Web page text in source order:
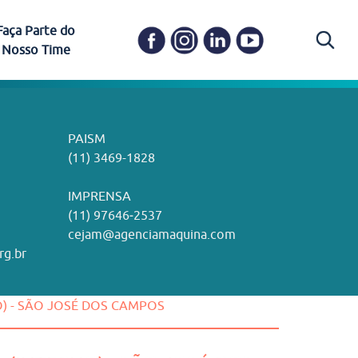
Humanizada Comitê de Ética em Pesquisa
Itapevi
Pariquera-Açu
Santos
em
social e
pelo CEJAM e
PAISM
(11) 3469-1828
IMPRENSA
(11) 97646‑2537
cejam@agenciamaquina.com
Parte do
Nosso Time
visão e valores?
- SÃO JOSÉ DOS CAMPOS